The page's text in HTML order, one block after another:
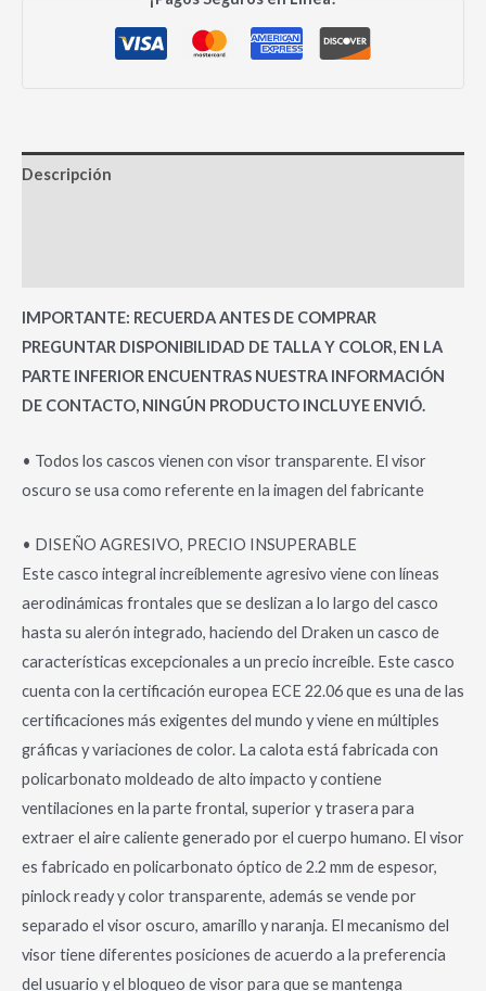
Descripción
IMPORTANTE: RECUERDA ANTES DE COMPRAR
PREGUNTAR DISPONIBILIDAD DE TALLA Y COLOR, EN LA
PARTE INFERIOR ENCUENTRAS NUESTRA INFORMACIÓN
DE CONTACTO, NINGÚN PRODUCTO INCLUYE ENVIÓ.
• Todos los cascos vienen con visor transparente. El visor
oscuro se usa como referente en la imagen del fabricante
• DISEÑO AGRESIVO, PRECIO INSUPERABLE
Este casco integral increíblemente agresivo viene con líneas
aerodinámicas frontales que se deslizan a lo largo del casco
hasta su alerón integrado, haciendo del Draken un casco de
características excepcionales a un precio increíble. Este casco
cuenta con la certificación europea ECE 22.06 que es una de las
certificaciones más exigentes del mundo y viene en múltiples
gráficas y variaciones de color. La calota está fabricada con
policarbonato moldeado de alto impacto y contiene
ventilaciones en la parte frontal, superior y trasera para
extraer el aire caliente generado por el cuerpo humano. El visor
es fabricado en policarbonato óptico de 2.2 mm de espesor,
pinlock ready y color transparente, además se vende por
separado el visor oscuro, amarillo y naranja. El mecanismo del
visor tiene diferentes posiciones de acuerdo a la preferencia
del usuario y el bloqueo de visor para que se mantenga